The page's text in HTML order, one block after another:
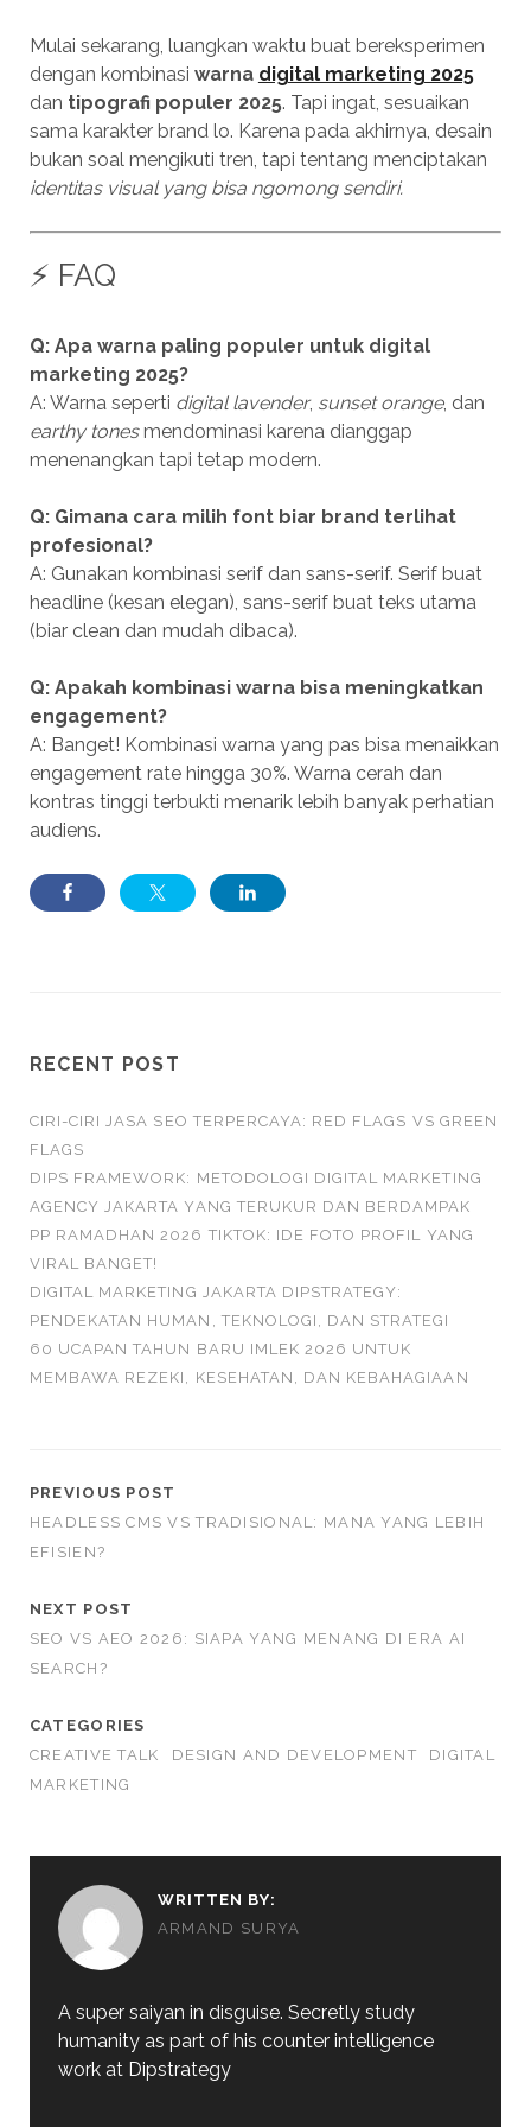
Mulai sekarang, luangkan waktu buat bereksperimen
dengan kombinasi warna digital marketing 2025
dan tipografi populer 2025. Tapi ingat, sesuaikan
sama karakter brand lo. Karena pada akhirnya, desain
bukan soal mengikuti tren, tapi tentang menciptakan
identitas visual yang bisa ngomong sendiri.
⚡ FAQ
Q: Apa warna paling populer untuk digital
marketing 2025?
A: Warna seperti digital lavender, sunset orange, dan
earthy tonesmendominasi karena dianggap
menenangkan tapi tetap modern.
Q: Gimana cara milih font biar brand terlihat
profesional?
A: Gunakan kombinasi serif dan sans-serif. Serif buat
headline (kesan elegan), sans-serif buat teks utama
(biar clean dan mudah dibaca).
Q: Apakah kombinasi warna bisa meningkatkan
engagement?
A: Banget! Kombinasi warna yang pas bisa menaikkan
engagement rate hingga 30%. Warna cerah dan
kontras tinggi terbukti menarik lebih banyak perhatian
audiens.
RECENT POST
CIRI-CIRI JASA SEO TERPERCAYA: RED FLAGS VS GREEN
FLAGS
DIPS FRAMEWORK: METODOLOGI DIGITAL MARKETING
AGENCY JAKARTA YANG TERUKUR DAN BERDAMPAK
PP RAMADHAN 2026 TIKTOK: IDE FOTO PROFIL YANG
VIRAL BANGET!
DIGITAL MARKETING JAKARTA DIPSTRATEGY:
PENDEKATAN HUMAN, TEKNOLOGI, DAN STRATEGI
60 UCAPAN TAHUN BARU IMLEK 2026 UNTUK
MEMBAWA REZEKI, KESEHATAN, DAN KEBAHAGIAAN
PREVIOUS POST
HEADLESS CMS VS TRADISIONAL: MANA YANG LEBIH
EFISIEN?
NEXT POST
SEO VS AEO 2026: SIAPA YANG MENANG DI ERA AI
SEARCH?
CATEGORIES
CREATIVE TALK
DESIGN AND DEVELOPMENT
DIGITAL
MARKETING
WRITTEN BY:
ARMAND SURYA
A super saiyan in disguise. Secretly study
humanity as part of his counter intelligence
work at Dipstrategy